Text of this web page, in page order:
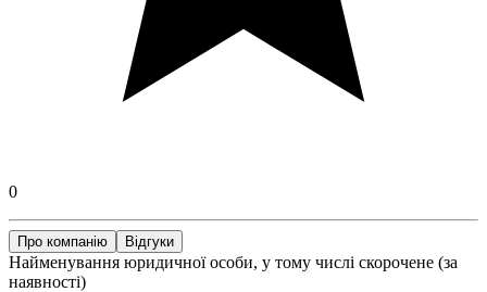
0
Про компанію Відгуки
Найменування юридичної особи, у тому числі скорочене (за
наявності)